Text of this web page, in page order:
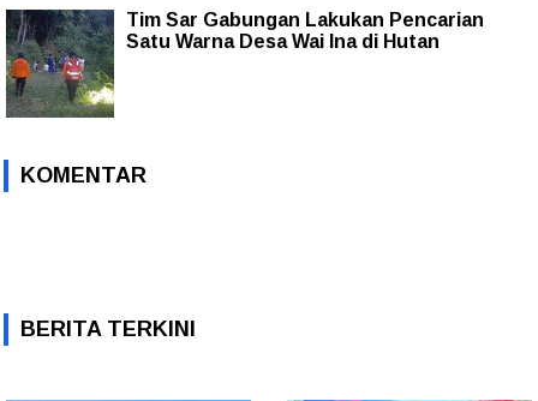
Tim Sar Gabungan Lakukan Pencarian
Satu Warna Desa Wai Ina di Hutan
KOMENTAR
BERITA TERKINI